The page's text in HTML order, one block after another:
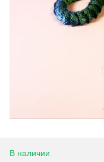
В наличии